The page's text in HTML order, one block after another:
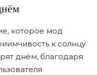
которое мод
к солнцу.
днём, благодаря